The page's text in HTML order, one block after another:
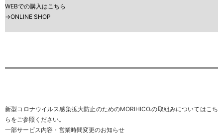
WEBでの購入はこちら
→ONLINE SHOP
新型コロナウイルス感染拡大防止のためのMORIHICO.の取組みについてはこち
らをご参照ください。
一部サービス内容・営業時間変更のお知らせ